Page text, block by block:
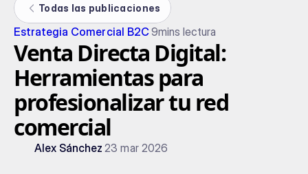
Todas las publicaciones
Estrategia Comercial B2C9mins lectura
Venta Directa Digital:
Herramientas para
profesionalizar tu red
comercial
Alex Sánchez 23 mar 2026